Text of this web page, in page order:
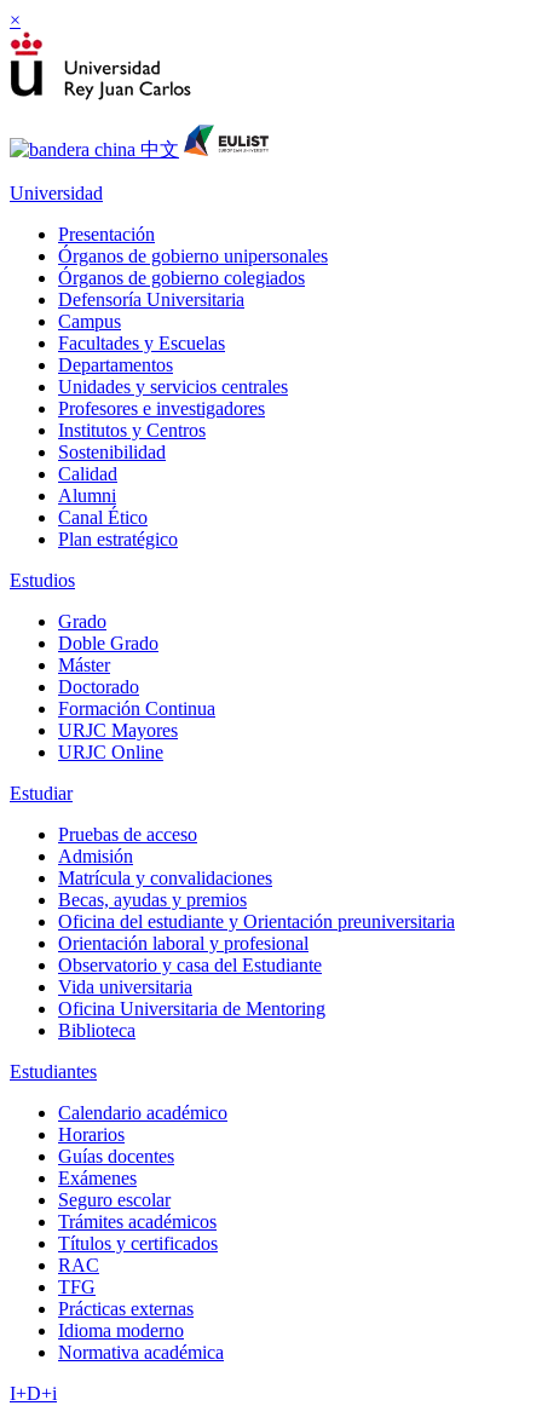
×
Universidad
Presentación
Órganos de gobierno unipersonales
Órganos de gobierno colegiados
Defensoría Universitaria
Campus
Facultades y Escuelas
Departamentos
Unidades y servicios centrales
Profesores e investigadores
Institutos y Centros
Sostenibilidad
Calidad
Alumni
Canal Ético
Plan estratégico
Estudios
Grado
Doble Grado
Máster
Doctorado
Formación Continua
URJC Mayores
URJC Online
Estudiar
Pruebas de acceso
Admisión
Matrícula y convalidaciones
Becas, ayudas y premios
Oficina del estudiante y Orientación preuniversitaria
Orientación laboral y profesional
Observatorio y casa del Estudiante
Vida universitaria
Oficina Universitaria de Mentoring
Biblioteca
Estudiantes
Calendario académico
Horarios
Guías docentes
Exámenes
Seguro escolar
Trámites académicos
Títulos y certificados
RAC
TFG
Prácticas externas
Idioma moderno
Normativa académica
I+D+i